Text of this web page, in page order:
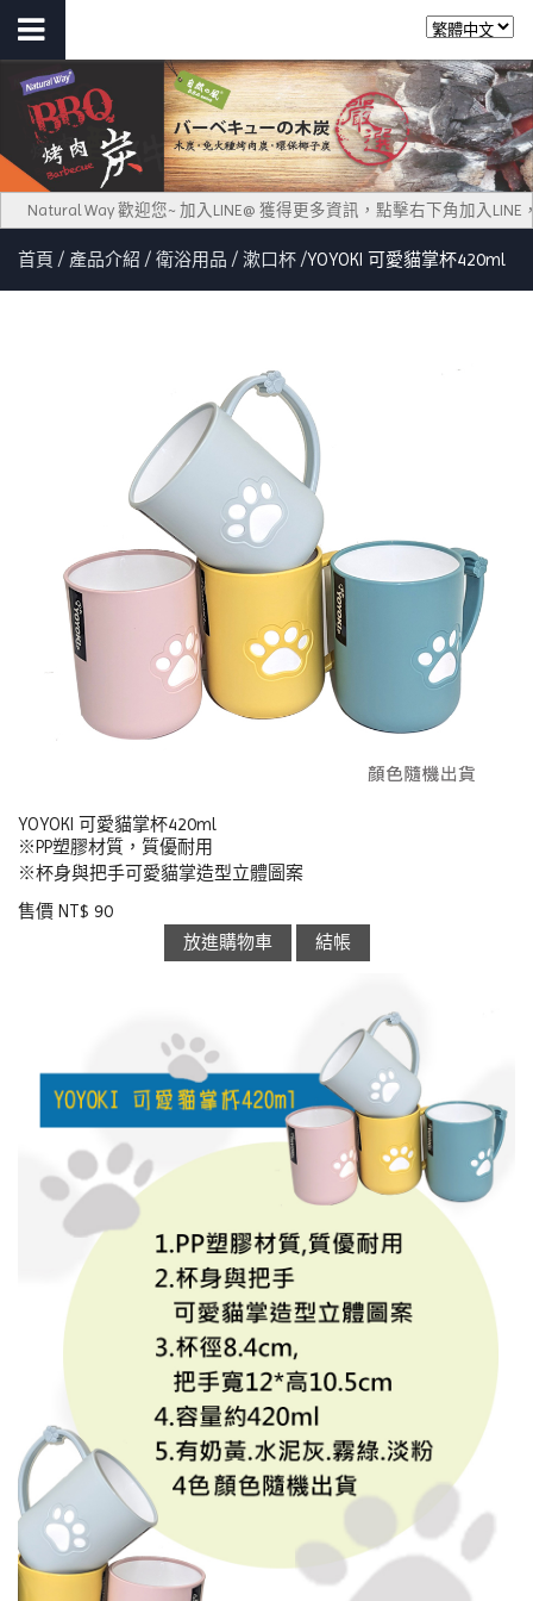
Natural Way 歡迎您~ 加入LINE@ 獲得更多資訊，點擊右下角加入LINE
首頁 產品介紹 衛浴用品 漱口杯 YOYOKI 可愛貓掌杯420ml
YOYOKI 可愛貓掌杯420ml
※PP塑膠材質，質優耐用
※杯身與把手可愛貓掌造型立體圖案
售價 NT$ 90